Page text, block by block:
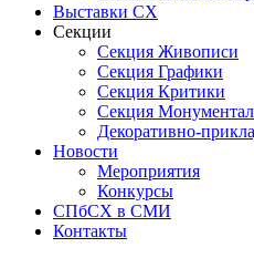
Выставки СХ
Секции
Секция Живописи
Секция Графики
Секция Критики
Секция
Декоративно-
Новости
Мероприятия
Конкурсы
СПбСХ в СМИ
Контакты